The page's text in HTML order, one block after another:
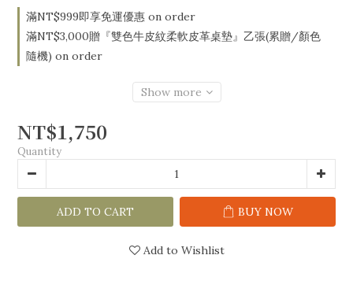
滿NT$999即享免運優惠 on order
滿NT$3,000贈『雙色牛皮紋柔軟皮革桌墊』乙張(累贈/顏色
隨機) on order
Show more
NT$1,750
Quantity
ADD TO CART BUY NOW
Add to Wishlist